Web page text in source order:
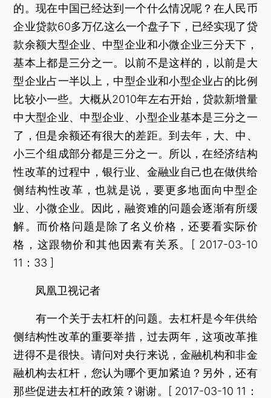
的。现在中国已经达到一个什么情况呢？在人民币
企业贷款60多万亿这么一个盘子下，已经实现了贷
款余额大型企业、中型企业和小微企业三分天下，
基本上都是三分之一。以前不是这样的，以前是大
型企业占一半以上，中型企业和小型企业占的比例
比较小一些。大概从2010年左右开始，贷款新增量
中大型企业、中型企业、小型企业基本是三分之一
了，但是余额还有很大的差距。到去年，大、中、
小三个组成部分都是三分之一。所以，在经济结构
性改革的过程中，银行业、金融业自己也在做供给
侧结构性改革，也就是说，要更多地面向中型企
业、小微企业。因此，融资难的问题会逐渐有所缓
解。而价格问题是除了名义价格，还要看实际价
格，这跟物价和其他因素有关系。[ 2017-03-10
11：33 ]
凤凰卫视记者
有一个关于去杠杆的问题。去杠杆是今年供给
侧结构性改革的重要举措，过去两年，这项改革推
进得不是很快。请问对央行来说，金融机构和非金
融机构去杠杆，您认为哪个更加紧迫？另外，还有
那些促进去杠杆的政策？谢谢。[ 2017-03-10 11：